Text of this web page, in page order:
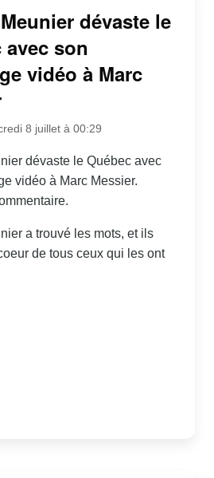
dévaste le
avec son
vidéo à Marc
8 juillet à 00:29
dévaste le Québec avec
vidéo à Marc Messier.
a trouvé les mots, et ils
de tous ceux qui les ont